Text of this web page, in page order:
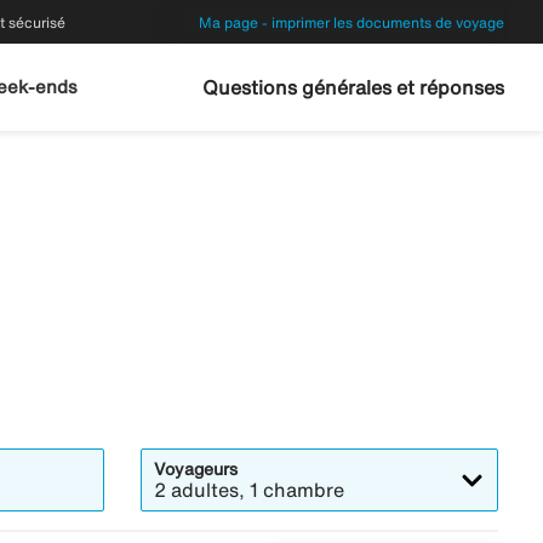
sécurisé Ma page - imprimer les documents de voyage
ends Questions générales et réponses
Voyageurs
2 adultes, 1 chambre